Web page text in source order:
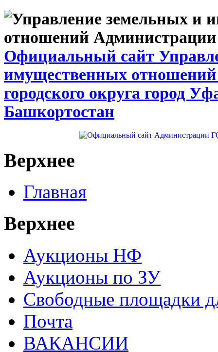
Официальный сайт
имущественных
городского округа город
Башкортостан
Верхнее
Главная
Верхнее
Аукционы НФ
Аукционы по ЗУ
Свободные площадки
Почта
ВАКАНСИИ